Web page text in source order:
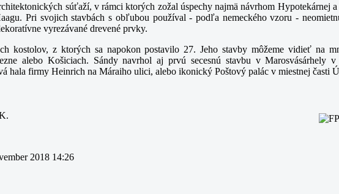
súťaží, v rámci ktorých zožal úspechy najmä návrhom Hypotekárnej
Pri svojich stavbách s obľubou používal - podľa nemeckého vzoru -
vyrezávané drevené prvky.
kostolov, z ktorých sa napokon postavilo 27. Jeho stavby môžeme vidieť na
alebo Košiciach. Sándy navrhol aj prvú secesnú stavbu v Marosvásárhely v
hala firmy Heinrich na Máraiho ulici, alebo ikonický Poštový palác v miestnej časti
2018 14:26